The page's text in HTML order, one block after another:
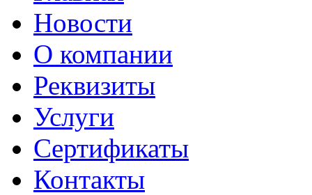
Новости
О компании
Реквизиты
Услуги
Сертификаты
Контакты